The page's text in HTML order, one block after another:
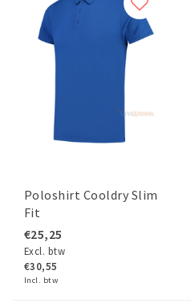
Poloshirt Cooldry Slim
Fit
€25,25
Excl. btw
€30,55
Incl. btw